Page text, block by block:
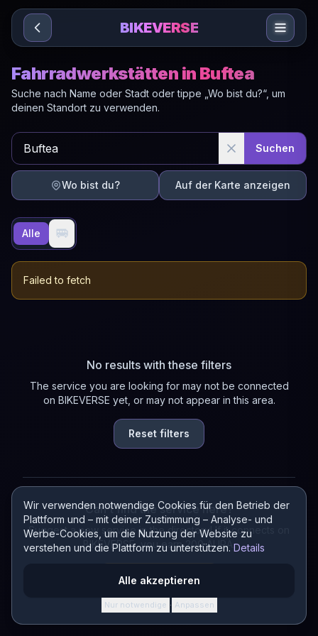
Sari la conținut
Wir verwenden notwendige Cookies für den Betrieb der
Plattform und – mit deiner Zustimmung – Analyse- und
Werbe-Cookies, um die Nutzung der Website zu
verstehen und die Plattform zu unterstützen. Details
Alle akzeptieren
Nur notwendige · Anpassen
BIKEVERSE
Fahrradwerkstätten in Buftea
Suche nach Name oder Stadt oder tippe „Wo bist du?“, um
deinen Standort zu verwenden.
Suchen
Wo bist du? Auf der Karte anzeigen
Alle 🚐
Failed to fetch
No results with these filters
The service you are looking for may not be connected
on BIKEVERSE yet, or may not appear in this area.
Reset filters
Can't find the service here?
Suggest a new service in the directory! If it connects on
BIKEVERSE, you earn 200 AURA.
Suggest a service